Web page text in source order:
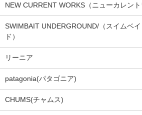
NEW CURRENT WORKS（ニューカレント
SWIMBAIT UNDERGROUND/（スイムベ
ド）
リーニア
patagonia(パタゴニア)
CHUMS(チャムス)